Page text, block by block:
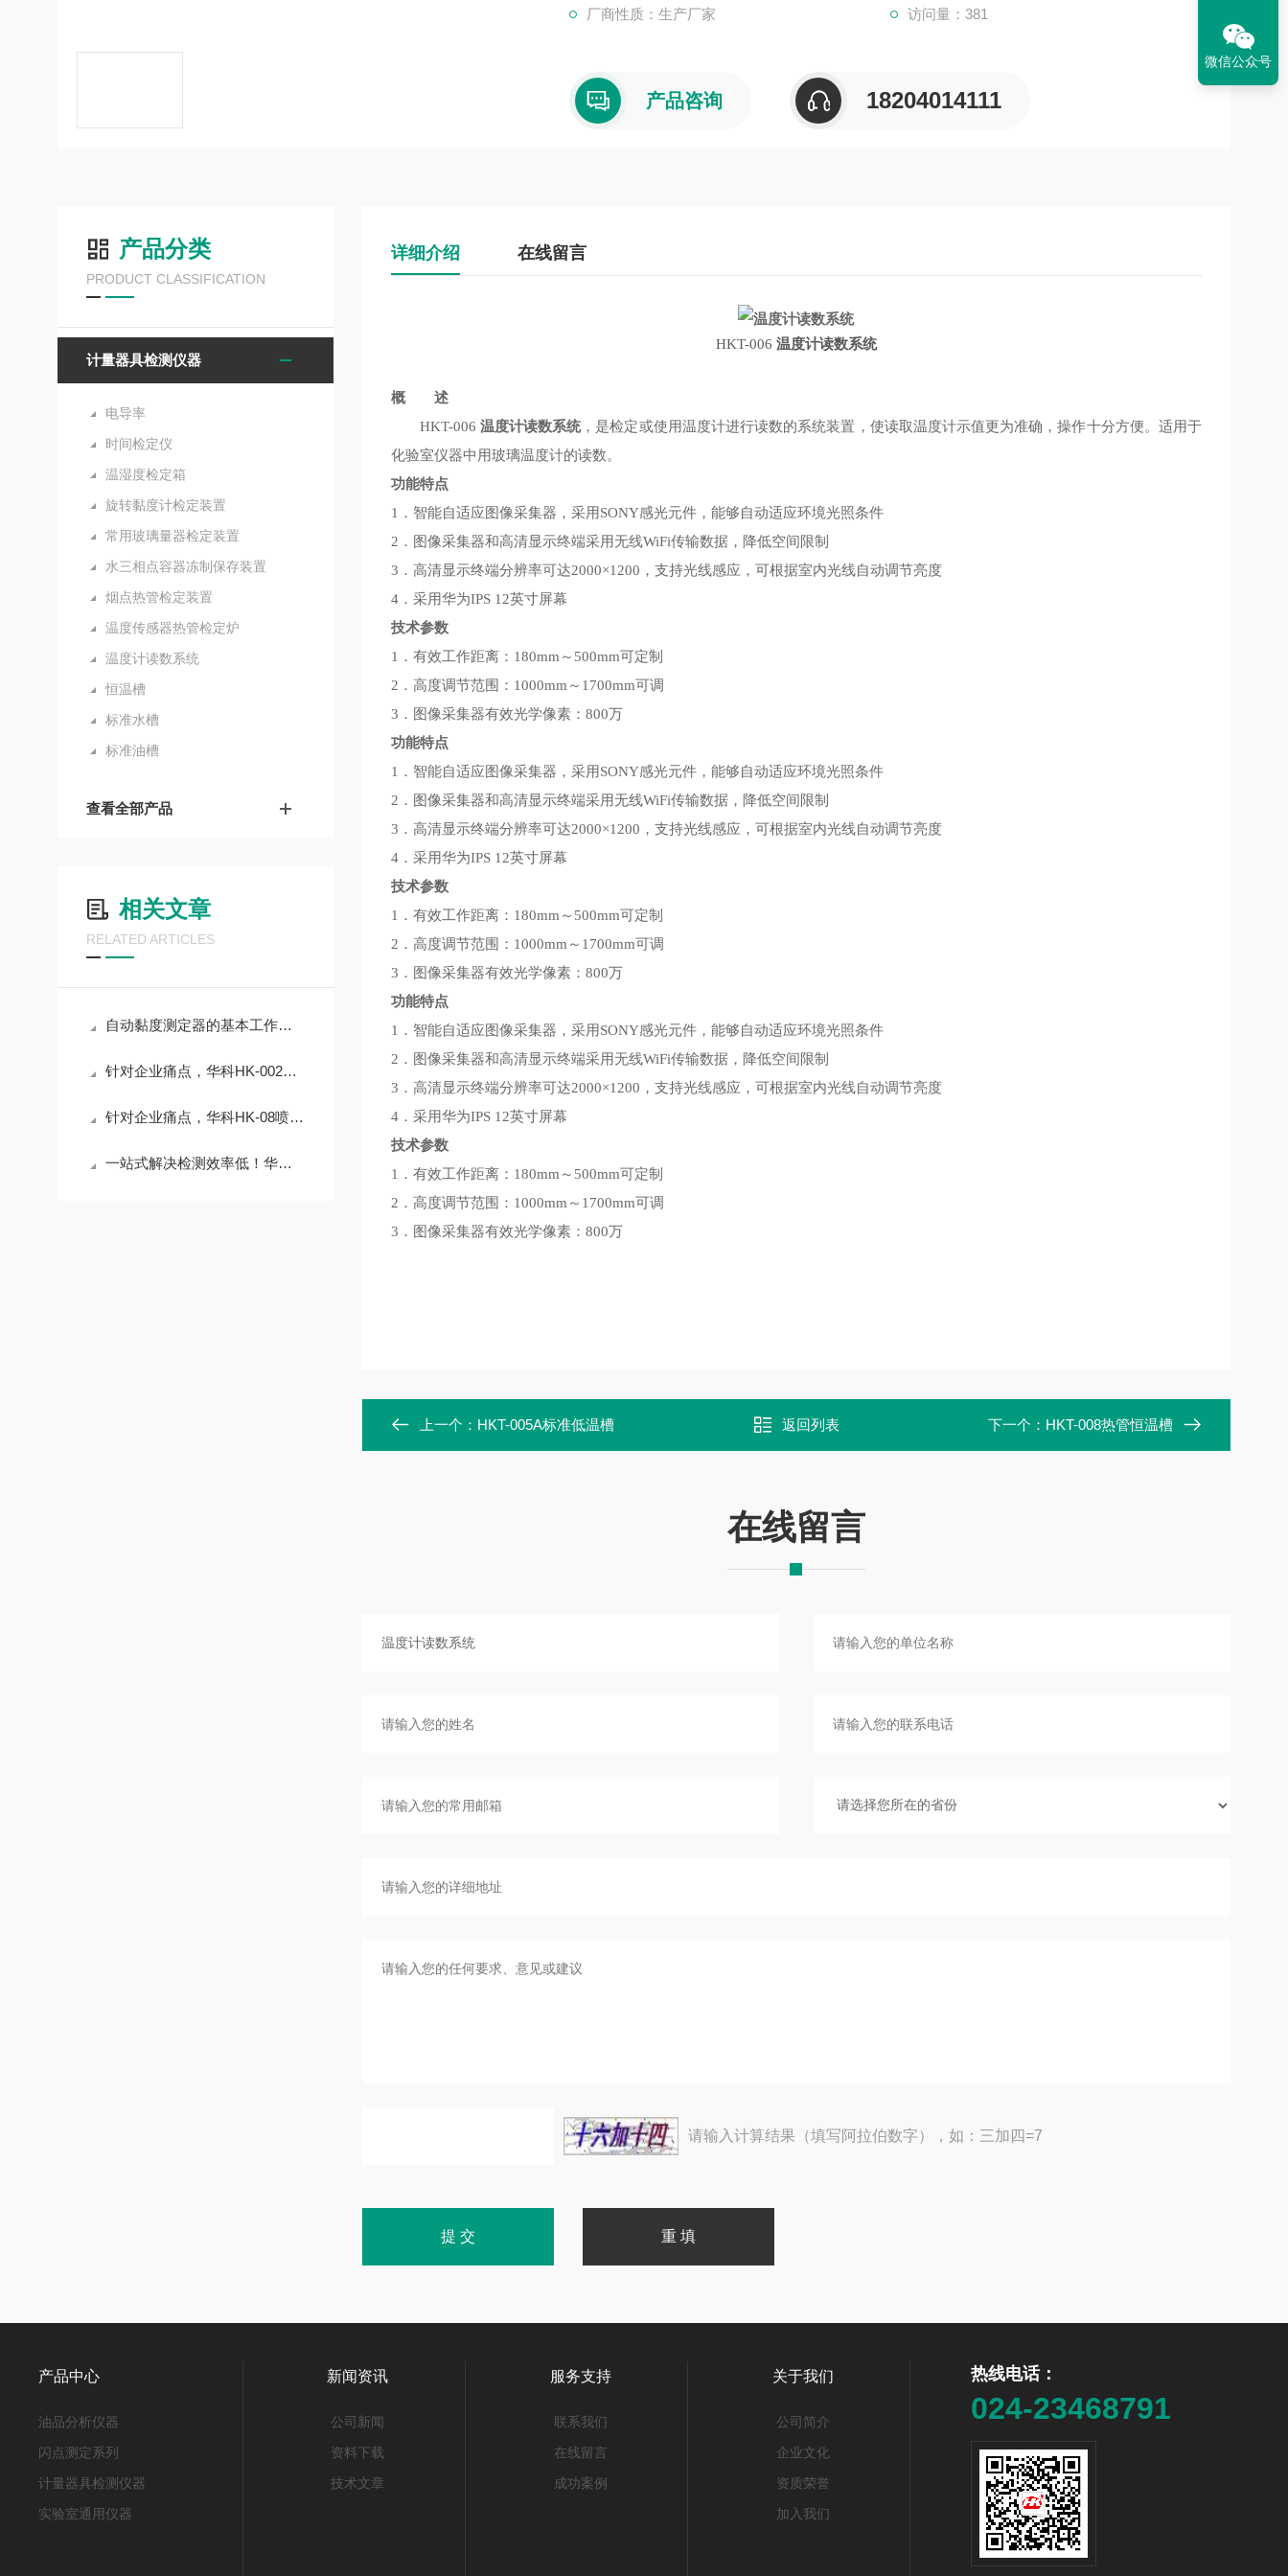
厂商性质：生产厂家 访问量：381
产品咨询 18204014111
产品分类
PRODUCT CLASSIFICATION
计量器具检测仪器
电导率
时间检定仪
温湿度检定箱
旋转黏度计检定装置
常用玻璃量器检定装置
水三相点容器冻制保存装置
烟点热管检定装置
温度传感器热管检定炉
温度计读数系统
恒温槽
标准水槽
标准油槽
查看全部产品
相关文章
RELATED ARTICLES
自动黏度测定器的基本工作原理解析
针对企业痛点，华科HK-0023B喷气燃料银片腐蚀测定器低成本仪器应用解决方案
针对企业痛点，华科HK-08喷气燃料银片腐蚀测定仪低成本仪器应用解决方案
一站式解决检测效率低！华科HK-11142绝缘油电离作用下析气性测定器解决方案
详细介绍 在线留言
HKT-006 温度计读数系统
概 述
HKT-006 温度计读数系统，是检定或使用温度计进行读数的系统装置，使读取温度计示值更为准确，操作十分方便。适用于
化验室仪器中用玻璃温度计的读数。
功能特点
1．智能自适应图像采集器，采用SONY感光元件，能够自动适应环境光照条件
2．图像采集器和高清显示终端采用无线WiFi传输数据，降低空间限制
3．高清显示终端分辨率可达2000×1200，支持光线感应，可根据室内光线自动调节亮度
4．采用华为IPS 12英寸屏幕
技术参数
1．有效工作距离：180mm～500mm可定制
2．高度调节范围：1000mm～1700mm可调
3．图像采集器有效光学像素：800万
功能特点
1．智能自适应图像采集器，采用SONY感光元件，能够自动适应环境光照条件
2．图像采集器和高清显示终端采用无线WiFi传输数据，降低空间限制
3．高清显示终端分辨率可达2000×1200，支持光线感应，可根据室内光线自动调节亮度
4．采用华为IPS 12英寸屏幕
技术参数
1．有效工作距离：180mm～500mm可定制
2．高度调节范围：1000mm～1700mm可调
3．图像采集器有效光学像素：800万
功能特点
1．智能自适应图像采集器，采用SONY感光元件，能够自动适应环境光照条件
2．图像采集器和高清显示终端采用无线WiFi传输数据，降低空间限制
3．高清显示终端分辨率可达2000×1200，支持光线感应，可根据室内光线自动调节亮度
4．采用华为IPS 12英寸屏幕
技术参数
1．有效工作距离：180mm～500mm可定制
2．高度调节范围：1000mm～1700mm可调
3．图像采集器有效光学像素：800万
上一个： HKT-005A标准低温槽 返回列表 下一个： HKT-008热管恒温槽
在线留言
请输入计算结果（填写阿拉伯数字），如：三加四=7
热线电话：
024-23468791
产品中心
油品分析仪器
闪点测定系列
计量器具检测仪器
实验室通用仪器
新闻资讯
公司新闻
资料下载
技术文章
服务支持
联系我们
在线留言
成功案例
关于我们
公司简介
企业文化
资质荣誉
加入我们
微信公众号